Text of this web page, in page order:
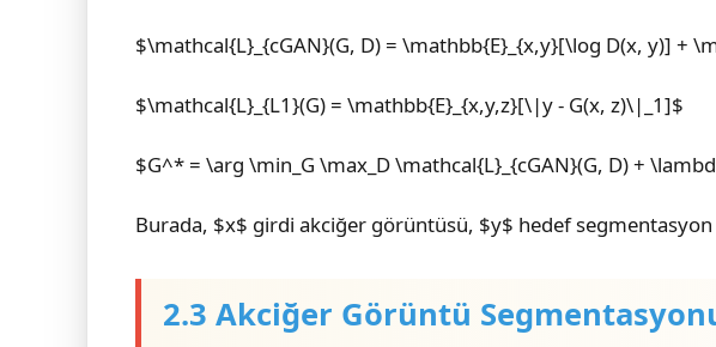
$\mathcal{L}_{cGAN}(G, D) = \mathbb{E}_{x,y}[\log D(x, y)] +
$\mathcal{L}_{L1}(G) = \mathbb{E}_{x,y,z}[\|y - G(x, z)\|_1]$
$G^* = \arg \min_G \max_D \mathcal{L}_{cGAN}(G, D) +
Burada, $x$ girdi akciğer görüntüsü, $y$ hedef segmentasyon
2.3 Akciğer Görüntü